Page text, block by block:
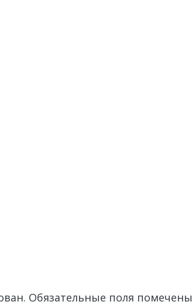
Обязательные поля помечены